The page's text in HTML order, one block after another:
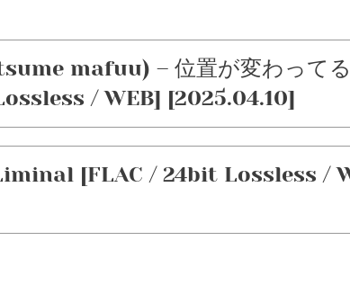
mafuu) – 位置が変わって
/ WEB] [2025.04.10]
[FLAC / 24bit Lossless /